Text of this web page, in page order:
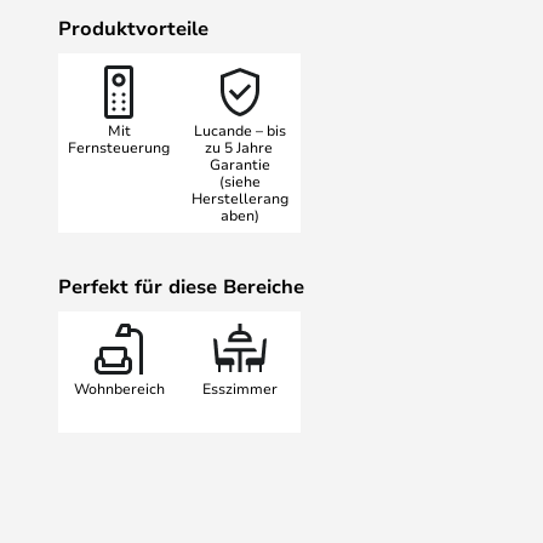
geräuscharmen Betrieb.
Technische Details
Leistung je Geschwindigkeit:
- 11,8 Watt bei 139 U/min
- 4 Watt bei 80 U/min
Produktvorteile
Mit
Fernsteuerung
Lucande – bis
zu 5 Jahre
Garantie
(siehe
Herstellerang
aben)
Perfekt für diese Bereiche
Wohnbereich Esszimmer